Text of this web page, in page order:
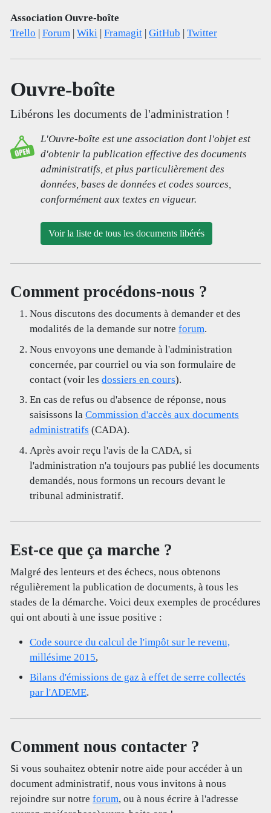
Association Ouvre-boîte
Trello | Forum | Wiki | Framagit | GitHub | Twitter
Ouvre-boîte
Libérons les documents de l'administration !
L'Ouvre-boîte est une association dont l'objet est
d'obtenir la publication effective des documents
administratifs, et plus particulièrement des
données, bases de données et codes sources,
conformément aux textes en vigueur.
Voir la liste de tous les documents libérés
Comment procédons-nous ?
Nous discutons des documents à demander et des
modalités de la demande sur notre forum.
Nous envoyons une demande à l'administration
concernée, par courriel ou via son formulaire de
contact (voir les dossiers en cours).
En cas de refus ou d'absence de réponse, nous
saisissons la Commission d'accès aux documents
administratifs (CADA).
Après avoir reçu l'avis de la CADA, si
l'administration n'a toujours pas publié les documents
demandés, nous formons un recours devant le
tribunal administratif.
Est-ce que ça marche ?
Malgré des lenteurs et des échecs, nous obtenons
régulièrement la publication de documents, à tous les
stades de la démarche. Voici deux exemples de procédures
qui ont abouti à une issue positive :
Code source du calcul de l'impôt sur le revenu,
millésime 2015,
Bilans d'émissions de gaz à effet de serre collectés
par l'ADEME.
Comment nous contacter ?
Si vous souhaitez obtenir notre aide pour accéder à un
document administratif, nous vous invitons à nous
rejoindre sur notre forum, ou à nous écrire à l'adresse